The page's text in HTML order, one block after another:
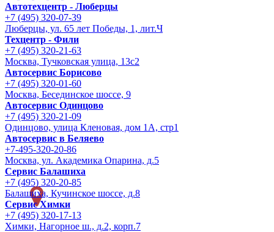
Автотехцентр - Люберцы
+7 (495) 320-07-39
Люберцы, ул. 65 лет Победы, 1, лит.Ч
Техцентр - Фили
+7 (495) 320-21-63
Москва, Тучковская улица, 13с2
Автосервис Борисово
+7 (495) 320-01-60
Москва, Бесединское шоссе, 9
Автосервис Одинцово
+7 (495) 320-21-09
Одинцово, улица Кленовая, дом 1А, стр1
Автосервис в Беляево
+7-495-320-20-86
Москва, ул. Академика Опарина, д.5
Сервис Балашиха
+7 (495) 320-20-85
Балашиха, Кучинское шоссе, д.8
Сервис Химки
+7 (495) 320-17-13
Химки, Нагорное ш., д.2, корп.7